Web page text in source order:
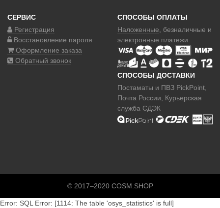
СЕРВИС
Регистрация
Восстановление пароля
Оформление заказа
Обратный звонок
СПОСОБЫ ОПЛАТЫ
Наложенные , безналичные и
электронные платежи
СПОСОБЫ ДОСТАВКИ
Постаматы и ПВЗ PickPoint,
Почта России, Курьерская
служба СДЭК
© 2017–2020 COSM.SHOP
Error: SQL Error: [1114: The table 'osys_statistics' is full]